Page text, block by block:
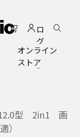
ロ
グ
イ
ン
オンライン
ストア
12.0型 2in1 画
）